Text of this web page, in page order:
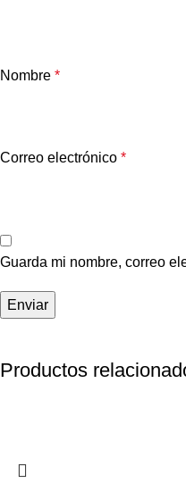
Nombre *
Correo electrónico *
Guarda mi nombre, correo
Productos